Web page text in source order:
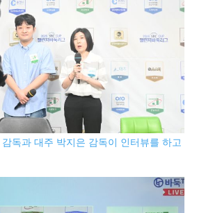
독과 대주 박지은 감독이 인터뷰를 하고